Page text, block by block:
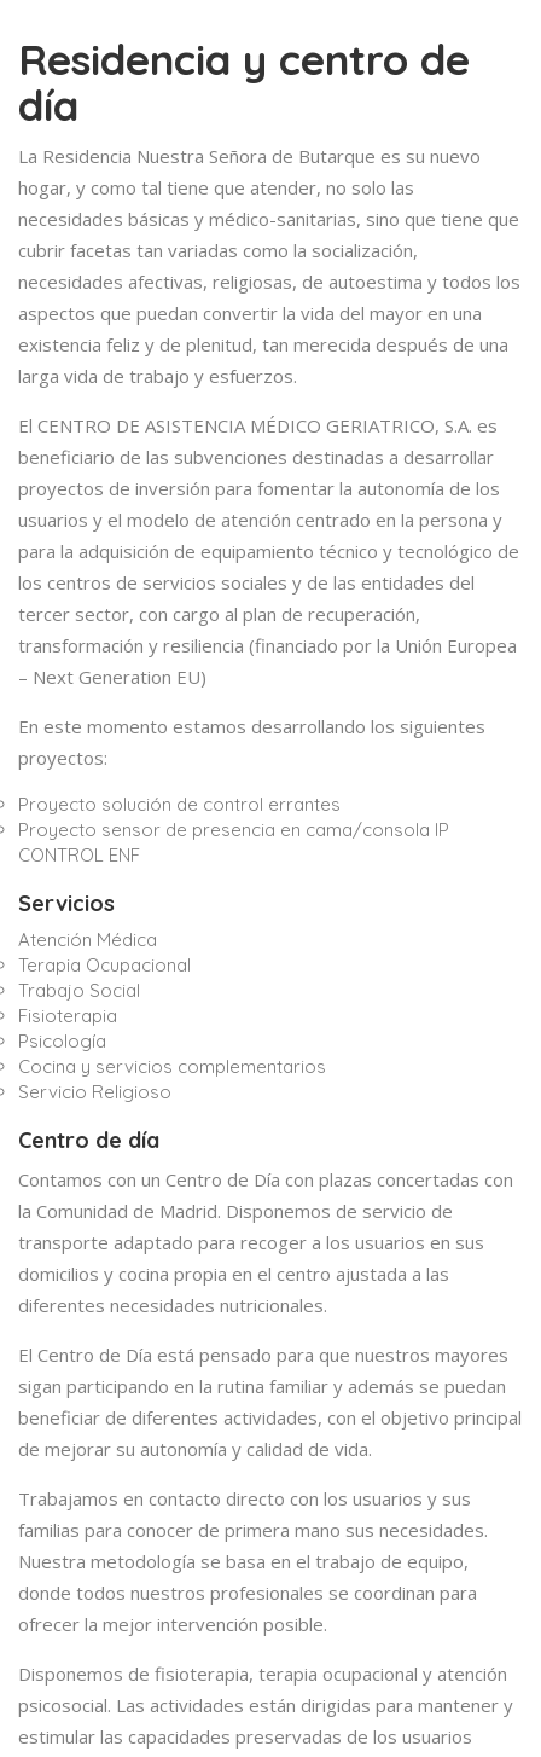
Residencia y centro de
día
La Residencia Nuestra Señora de Butarque es su nuevo
hogar, y como tal tiene que atender, no solo las
necesidades básicas y médico-sanitarias, sino que tiene que
cubrir facetas tan variadas como la socialización,
necesidades afectivas, religiosas, de autoestima y todos los
aspectos que puedan convertir la vida del mayor en una
existencia feliz y de plenitud, tan merecida después de una
larga vida de trabajo y esfuerzos.
El CENTRO DE ASISTENCIA MÉDICO GERIATRICO, S.A. es
beneficiario de las subvenciones destinadas a desarrollar
proyectos de inversión para fomentar la autonomía de los
usuarios y el modelo de atención centrado en la persona y
para la adquisición de equipamiento técnico y tecnológico de
los centros de servicios sociales y de las entidades del
tercer sector, con cargo al plan de recuperación,
transformación y resiliencia (financiado por la Unión Europea
– Next Generation EU)
En este momento estamos desarrollando los siguientes
proyectos:
Proyecto solución de control errantes
Proyecto sensor de presencia en cama/consola IP
CONTROL ENF
Servicios
Atención Médica
Terapia Ocupacional
Trabajo Social
Fisioterapia
Psicología
Cocina y servicios complementarios
Servicio Religioso
Centro de día
Contamos con un Centro de Día con plazas concertadas con
la Comunidad de Madrid. Disponemos de servicio de
transporte adaptado para recoger a los usuarios en sus
domicilios y cocina propia en el centro ajustada a las
diferentes necesidades nutricionales.
El Centro de Día está pensado para que nuestros mayores
sigan participando en la rutina familiar y además se puedan
beneficiar de diferentes actividades, con el objetivo principal
de mejorar su autonomía y calidad de vida.
Trabajamos en contacto directo con los usuarios y sus
familias para conocer de primera mano sus necesidades.
Nuestra metodología se basa en el trabajo de equipo,
donde todos nuestros profesionales se coordinan para
ofrecer la mejor intervención posible.
Disponemos de fisioterapia, terapia ocupacional y atención
psicosocial. Las actividades están dirigidas para mantener y
estimular las capacidades preservadas de los usuarios